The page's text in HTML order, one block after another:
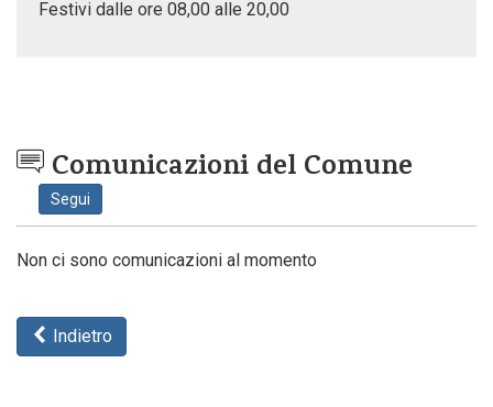
Festivi dalle ore 08,00 alle 20,00
Comunicazioni del Comune
Segui
Non ci sono comunicazioni al momento
Indietro